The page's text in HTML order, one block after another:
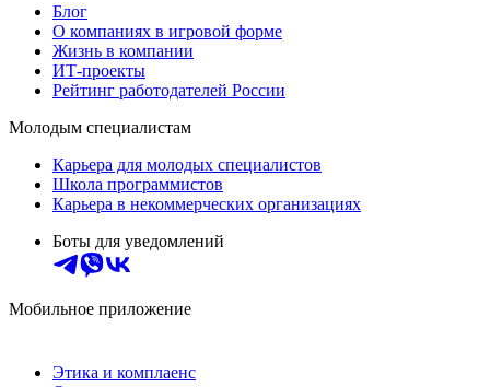
Блог
О компаниях в игровой форме
Жизнь в компании
ИТ-проекты
Рейтинг работодателей России
Молодым специалистам
Карьера для молодых специалистов
Школа программистов
Карьера в некоммерческих организациях
Боты для уведомлений
Мобильное приложение
Этика и комплаенс